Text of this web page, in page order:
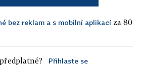
bez reklam a s mobilní aplikací za 80
Přihlaste se